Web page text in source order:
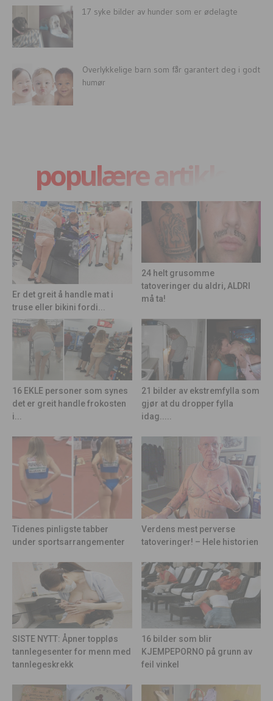
17 syke bilder av hunder som er ødelagte
Overlykkelige barn som får garantert deg i godt
humør
populære artikler
Er det greit å handle mat i
truse eller bikini fordi...
24 helt grusomme
tatoveringer du aldri, ALDRI
må ta!
16 EKLE personer som synes
det er greit handle frokosten
i...
21 bilder av ekstremfylla som
gjør at du dropper fylla
idag.....
Tidenes pinligste tabber
under sportsarrangementer
Verdens mest perverse
tatoveringer! – Hele historien
SISTE NYTT: Åpner toppløs
tannlegesenter for menn med
tannlegeskrekk
16 bilder som blir
KJEMPEPORNO på grunn av
feil vinkel